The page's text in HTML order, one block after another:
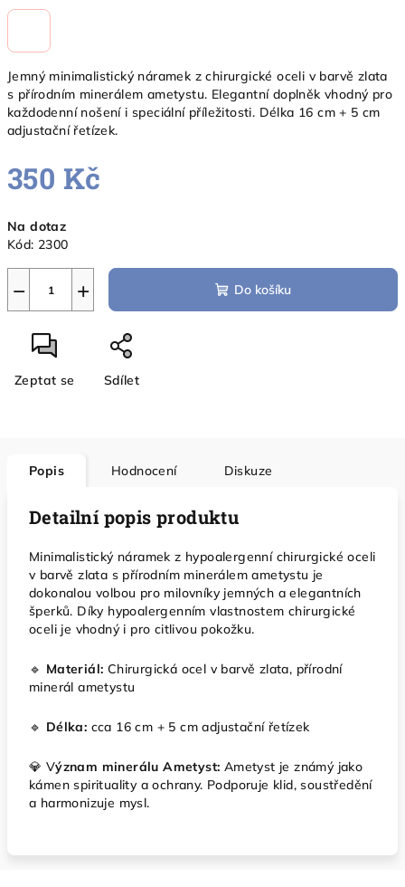
Jemný minimalistický náramek z chirurgické oceli v barvě zlata
s přírodním minerálem ametystu. Elegantní doplněk vhodný pro
každodenní nošení i speciální příležitosti. Délka 16 cm + 5 cm
adjustační řetízek.
350 Kč
cena:
Na dotaz
Kód: 2300
+
− Do košíku
Zeptat se Sdílet
Popis Hodnocení Diskuze
Detailní popis produktu
Minimalistický náramek z hypoalergenní chirurgické oceli
v barvě zlata s přírodním minerálem ametystu je
dokonalou volbou pro milovníky jemných a elegantních
šperků. Díky hypoalergenním vlastnostem chirurgické
oceli je vhodný i pro citlivou pokožku.
🔹 Materiál: Chirurgická ocel v barvě zlata, přírodní
minerál ametystu
🔹 Délka: cca 16 cm + 5 cm adjustační řetízek
💎 Význam minerálu Ametyst: Ametyst je známý jako
kámen spirituality a ochrany. Podporuje klid, soustředění
a harmonizuje mysl.